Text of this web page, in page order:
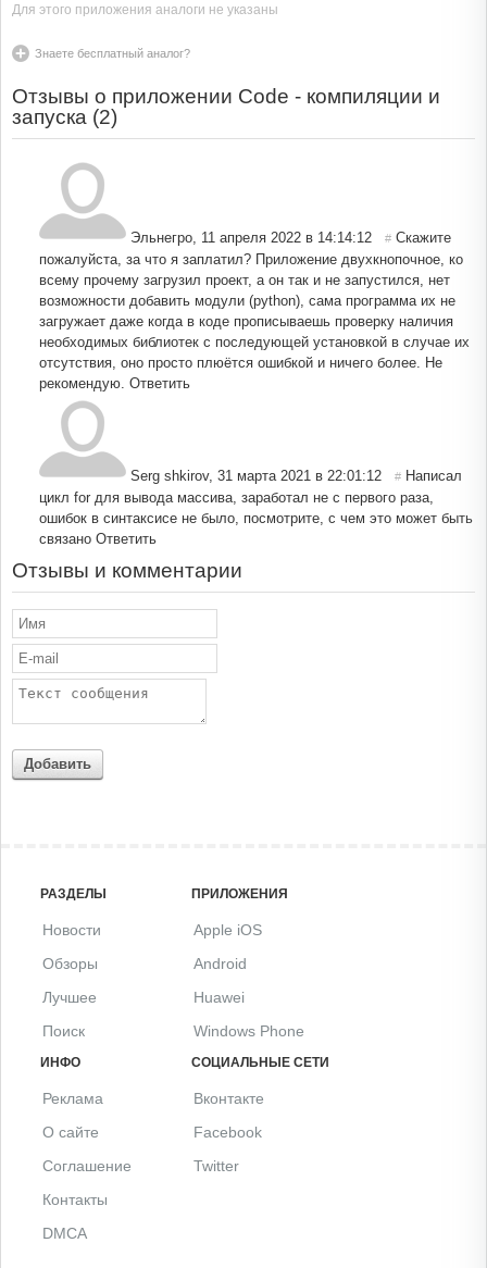
Для этого приложения аналоги не указаны
Знаете бесплатный аналог?
Отзывы о приложении Code - компиляции и
запуска (2)
Эльнегро 11 апреля 2022 в 14:14:12 # Скажите
пожалуйста, за что я заплатил? Приложение двухкнопочное, ко
всему прочему загрузил проект, а он так и не запустился, нет
возможности добавить модули (python), сама программа их не
загружает даже когда в коде прописываешь проверку наличия
необходимых библиотек с последующей установкой в случае их
отсутствия, оно просто плюётся ошибкой и ничего более. Не
рекомендую. Ответить
Serg shkirov, 31 марта 2021 в 22:01:12 # Написал
цикл for для вывода массива, заработал не с первого раза,
ошибок в синтаксисе не было, посмотрите, с чем это может быть
связано Ответить
Отзывы и комментарии
Добавить
РАЗДЕЛЫ
Новости
Обзоры
Лучшее
Поиск
ПРИЛОЖЕНИЯ
Apple iOS
Android
Huawei
Windows Phone
ИНФО
Реклама
О сайте
Соглашение
Контакты
DMCA
СОЦИАЛЬНЫЕ СЕТИ
Вконтакте
Facebook
Twitter